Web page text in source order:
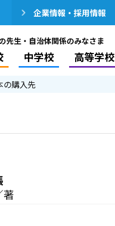
企業情報・採用情報
先生・自治体関係のみなさま
中学校 高等学校
の購入先
著